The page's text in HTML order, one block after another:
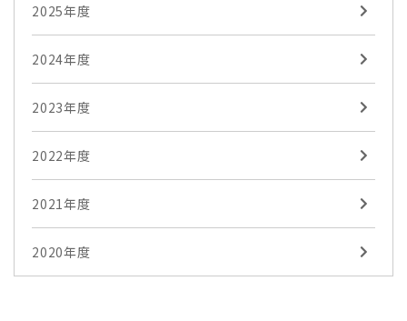
2025年度
2024年度
2023年度
2022年度
2021年度
2020年度